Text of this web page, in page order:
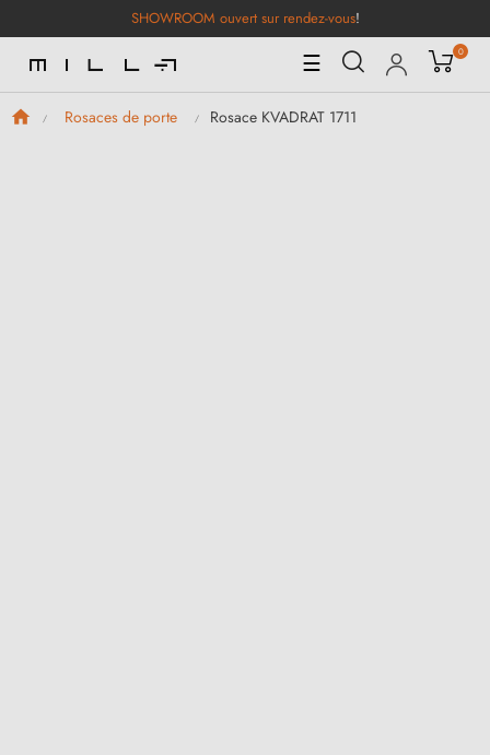
SHOWROOM ouvert sur rendez-vous!
Basculer
la
navigation
☰ 0
Rosaces de porte Rosace KVADRAT 1711